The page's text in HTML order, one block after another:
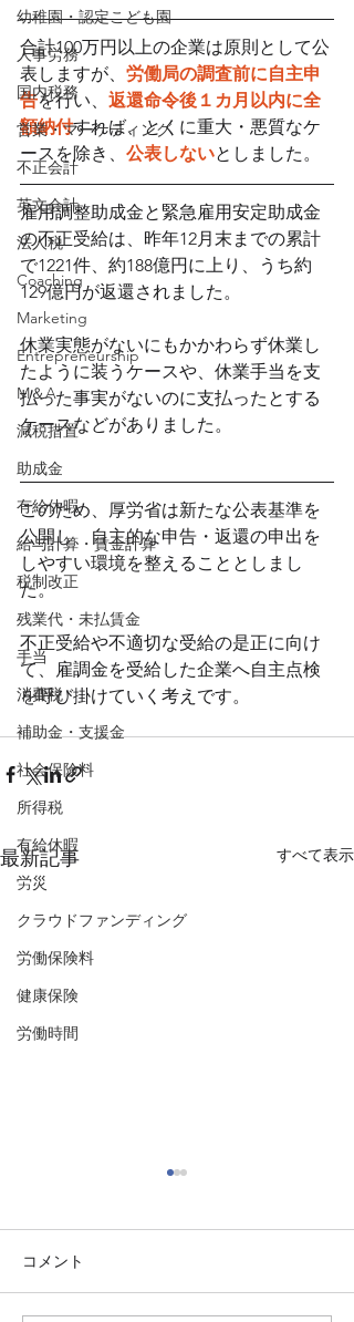
幼稚園・認定こども園
人事労務
国内税務
営業・マーケティング
不正会計
英文会計
法人税
Coaching
Marketing
Entrepreneurship
M＆A
減税措置
助成金
有給休暇
給与計算・賃金計算
税制改正
残業代・未払賃金
手当
消費税
補助金・支援金
社会保険料
所得税
有給休暇
労災
クラウドファンディング
労働保険料
健康保険
労働時間
合計100万円以上の企業は原則として公
表しますが、 労働局の調査前に自主申
告を行い、 返還命令後１カ月以内に全
額納付すれば、とくに重大・悪質なケ
ースを除き、 公表しないとしました。
雇用調整助成金と緊急雇用安定助成金
の不正受給は、昨年12月末までの累計
で1221件、約188億円に上り、うち約
129億円が返還されました。
休業実態がないにもかかわらず休業し
たように装うケースや、休業手当を支
払った事実がないのに支払ったとする
ケースなどがありました。
このため、厚労省は新たな公表基準を
公開し、自主的な申告・返還の申出を
しやすい環境を整えることとしまし
た。
不正受給や不適切な受給の是正に向け
て、雇調金を受給した企業へ自主点検
を呼び掛けていく考えです。
最新記事 すべて表示
コメント